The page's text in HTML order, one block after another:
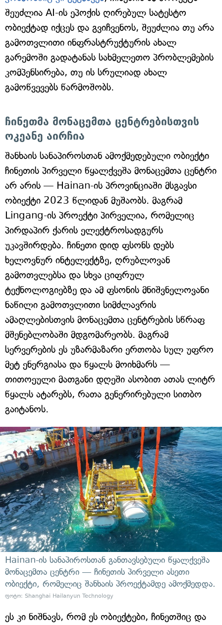
შეუძლია AI-ის ეპოქის ღირებულ სატესტო
ობიექტად იქცეს და გვიჩვენოს, შეუძლია თუ არა
გამოთვლითი ინფრასტრუქტურის ახალ
გარემოში გადატანას სახმელეთო პრობლემების
კომპენსირება, თუ ის სრულიად ახალ
გამოწვევებს წარმოშობს.
ჩინეთმა მონაცემთა ცენტრებისთვის
ოკეანე აირჩია
შანხაის სანაპიროსთან ამოქმედებული ობიექტი
ჩინეთის პირველი წყალქვეშა მონაცემთა ცენტრი
არ არის — Hainan-ის პროვინციაში მსგავსი
ობიექტი 2023 წლიდან მუშაობს. მაგრამ
Lingang-ის პროექტი პირველია, რომელიც
პირდაპირ ქარის ელექტროსადგურს
უკავშირდება. ჩინეთი დიდ ფსონს დებს
ხელოვნურ ინტელექტზე, ღრუბლოვან
გამოთვლებსა და სხვა ციფრულ
ტექნოლოგიებზე და ამ ფსონის მნიშვნელოვანი
ნაწილი გამოთვლითი სიმძლავრის
ამაღლებისთვის მონაცემთა ცენტრების სწრაფ
მშენებლობაში მდგომარეობს. მაგრამ
სერვერების ეს უზარმაზარი ერთობა სულ უფრო
მეტ ენერგიასა და წყალს მოიხმარს —
თითოეული მათგანი დღეში ასობით ათას ლიტრ
წყალს ატარებს, რათა გენერირებული სითბო
გაიტანოს.
Hainan-ის სანაპიროსთან განთავსებული წყალქვეშა
მონაცემთა ცენტრი — ჩინეთის პირველი ასეთი
ობიექტი, რომელიც შანხაის პროექტამდე ამოქმედდა.
ფოტო: Shanghai Hailanyun Technology
ეს კი ნიშნავს, რომ ეს ობიექტები, ჩინეთშიც და